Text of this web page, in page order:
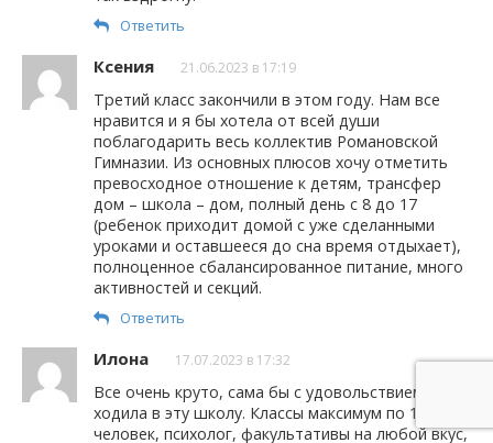
Ответить
Ксения 21.06.2023 в 17:19
Третий класс закончили в этом году. Нам все
нравится и я бы хотела от всей души
поблагодарить весь коллектив Романовской
Гимназии. Из основных плюсов хочу отметить
превосходное отношение к детям, трансфер
дом – школа – дом, полный день с 8 до 17
(ребенок приходит домой с уже сделанными
уроками и оставшееся до сна время отдыхает),
полноценное сбалансированное питание, много
активностей и секций.
Ответить
Илона 17.07.2023 в 17:32
Все очень круто, сама бы с удовольствием
ходила в эту школу. Классы максимум по 16
человек, психолог, факультативы на любой вкус,